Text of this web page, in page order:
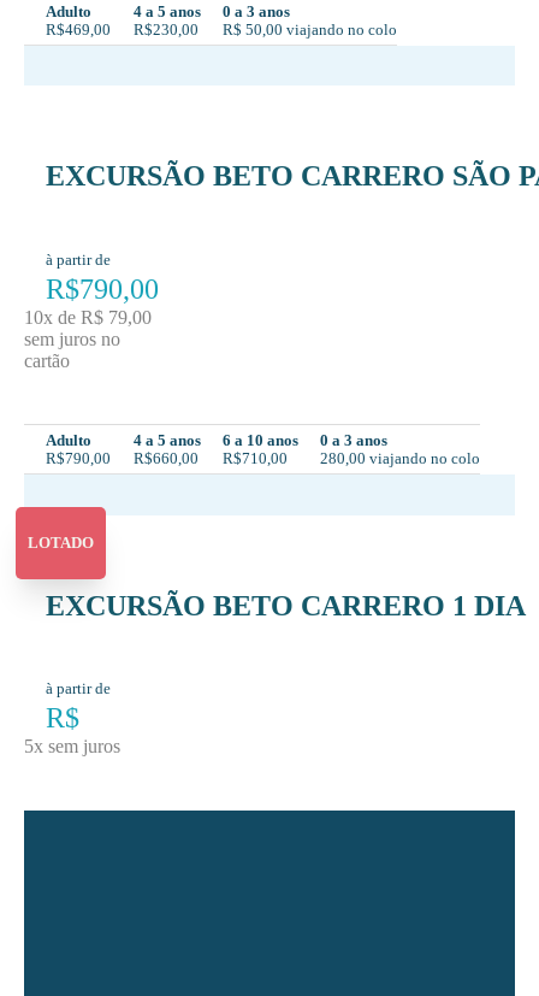
Adulto
R$469,00
4 a 5 anos
R$230,00
0 a 3 anos
R$ 50,00 viajando no colo
EXCURSÃO BETO CARRERO SÃO
à partir de
R$790,00
10x de R$ 79,00
sem juros no
cartão
Adulto
R$790,00
4 a 5 anos
R$660,00
6 a 10 anos
R$710,00
0 a 3 anos
280,00 viajando no colo
LOTADO
EXCURSÃO BETO CARRERO 1 DIA
à partir de
R$
5x sem juros